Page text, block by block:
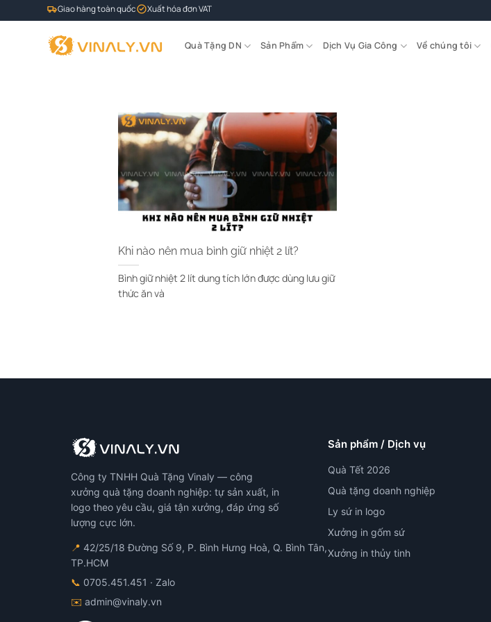
qua
Giao hàng toàn quốc Xuất hóa đơn VAT
Quà Tặng DN Sản Phẩm Dịch Vụ Gia Công Về chúng tôi
Khi nào nên mua bình giữ nhiệt 2 lít?
Bình giữ nhiệt 2 lít dung tích lớn được dùng lưu giữ
thức ăn và
Công ty TNHH Quà Tặng Vinaly — công
xưởng quà tặng doanh nghiệp: tự sản xuất, in
logo theo yêu cầu, giá tận xưởng, đáp ứng số
lượng cực lớn.
📍 42/25/18 Đường Số 9, P. Bình Hưng Hoà, Q. Bình Tân,
TP.HCM
📞 0705.451.451 · Zalo
✉️ admin@vinaly.vn
Sản phẩm / Dịch vụ
Quà Tết 2026
Quà tặng doanh nghiệp
Ly sứ in logo
Xưởng in gốm sứ
Xưởng in thủy tinh